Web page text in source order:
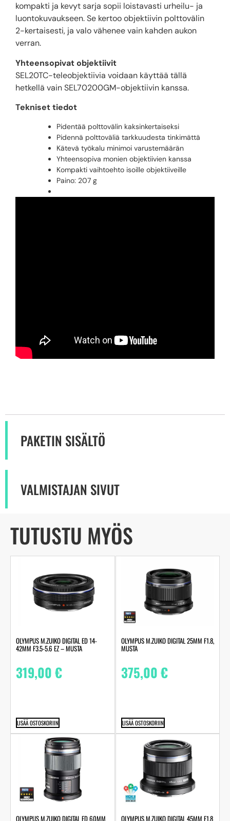
kompakti ja kevyt sarja sopii loistavasti urheilu- ja
luontokuvaukseen. Se kertoo objektiivin polttovälin
2-kertaisesti, ja valo vähenee vain kahden aukon
verran.
Yhteensopivat objektiivit
SEL20TC-teleobjektiivia voidaan käyttää tällä
hetkellä vain SEL70200GM-objektiivin kanssa.
Tekniset tiedot
Pidentää polttovälin kaksinkertaiseksi
Pidennä polttoväliä tarkkuudesta tinkimättä
Kätevä työkalu minimoi varustemäärän
Yhteensopiva monien objektiivien kanssa
Kompakti vaihtoehto isoille objektiiveille
Paino: 207 g
PAKETIN SISÄLTÖ
VALMISTAJAN SIVUT
TUTUSTU MYÖS
OLYMPUS M.ZUIKO DIGITAL ED 14-
42MM F3.5-5.6 EZ – MUSTA
319,00€
LISÄÄ OSTOSKORIIN
OLYMPUS M.ZUIKO DIGITAL 25MM F1.8,
MUSTA
375,00€
LISÄÄ OSTOSKORIIN
OLYMPUS M.ZUIKO DIGITAL ED 60MM OLYMPUS M.ZUIKO DIGITAL 45MM F1.8